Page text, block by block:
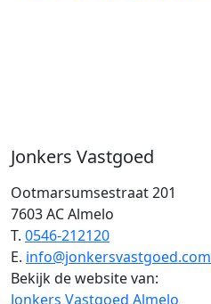
Jonkers Vastgoed
Ootmarsumsestraat 201
7603 AC Almelo
T. 0546-212120
E. info@jonkersvastgoed.com
Bekijk de website van:
Jonkers Vastgoed Almelo